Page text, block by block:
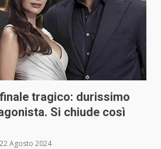
tragico: durissimo
Si chiude così
22 Agosto 2024